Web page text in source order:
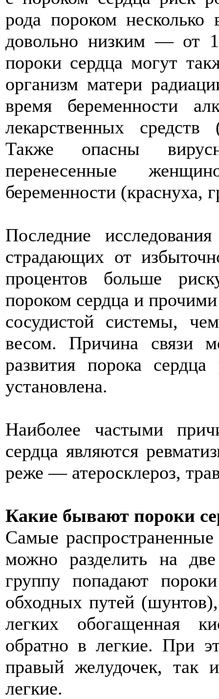
рода пороком несколько
довольно низким — от
пороки сердца могут
организм матери
время беременности
лекарственных
Также опасны
перенесенные
беременности (краснуха,
Последние
страдающих от
процентов больше
пороком сердца и
сосудистой системы,
весом. Причина связи
развития порока
установлена.
Наиболее частыми
сердца являются
реже — атеросклероз,
Какие бывают пороки
Самые
можно разделить на
группу попадают
обходных путей
легких обогащенная
обратно в легкие. При
правый желудочек, так
легкие.